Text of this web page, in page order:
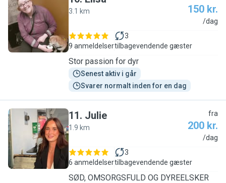
E
3.1 km 150 kr.
/dag
9 anmeldelser
3
tilbagevendende gæster
Stor passion for dyr
Senest aktiv i går
Svarer normalt inden for en dag
J
11. Julie
1.9 km
fra
200 kr.
/dag
6 anmeldelser
3
tilbagevendende gæster
SØD, OMSORGSFULD OG DYREELSKER